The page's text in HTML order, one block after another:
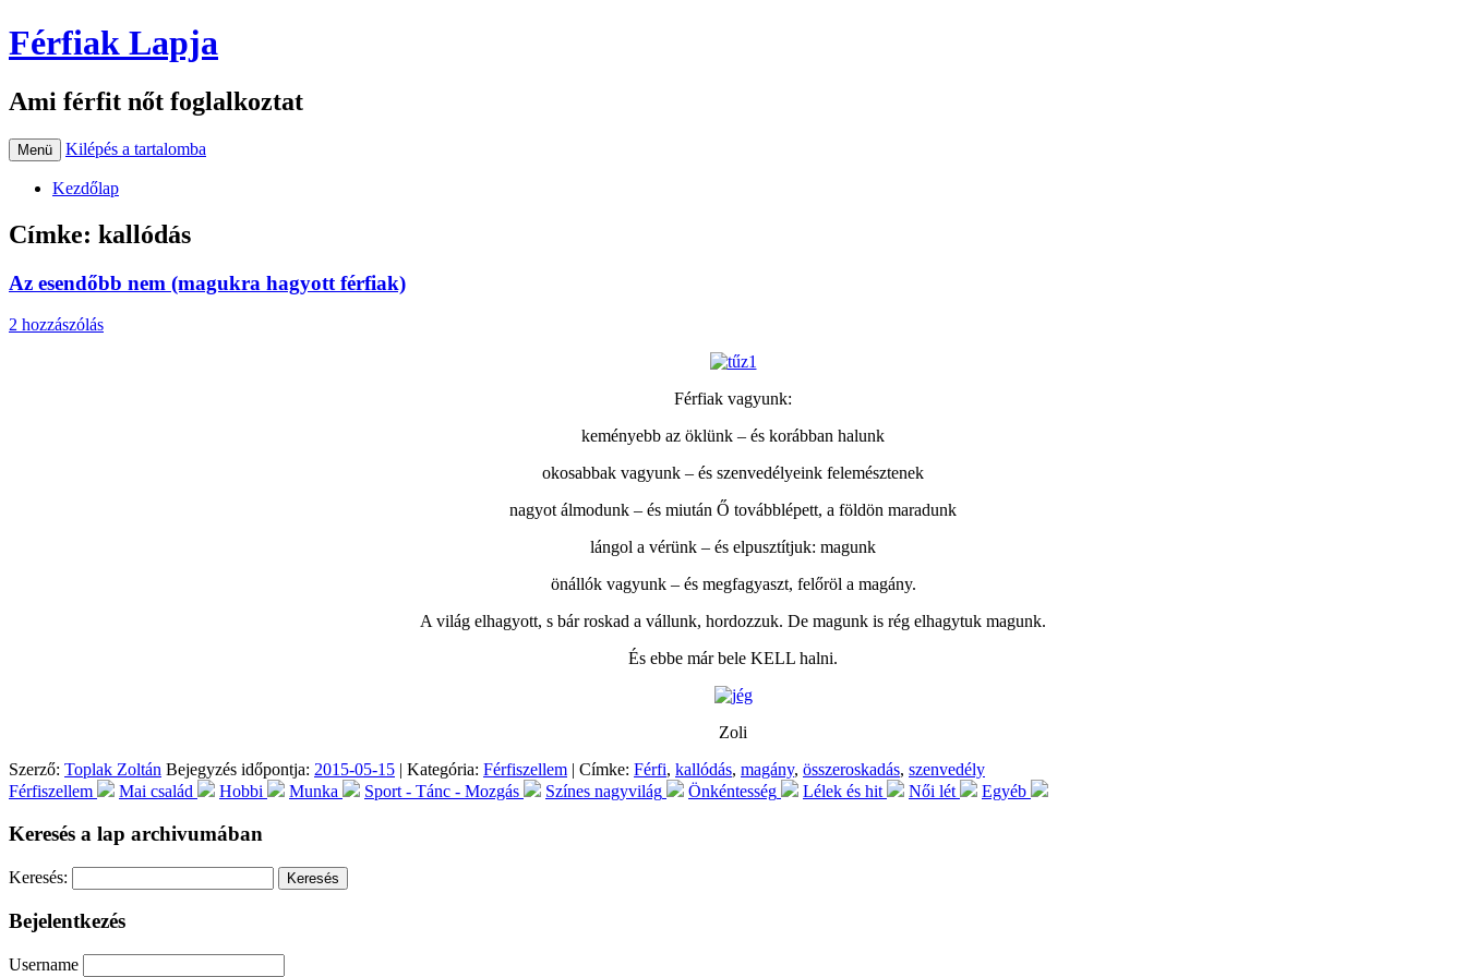
Férfiak Lapja
Ami férfit nőt foglalkoztat
Menü Kilépés a tartalomba
Kezdőlap
Címke: kallódás
Az esendőbb nem (magukra hagyott férfiak)
2 hozzászólás
Férfiak vagyunk:
keményebb az öklünk – és korábban halunk
okosabbak vagyunk – és szenvedélyeink felemésztenek
nagyot álmodunk – és miután Ő továbblépett, a földön maradunk
lángol a vérünk – és elpusztítjuk: magunk
önállók vagyunk – és megfagyaszt, felőröl a magány.
A világ elhagyott, s bár roskad a vállunk, hordozzuk. De magunk is rég elhagytuk magunk.
És ebbe már bele KELL halni.
Zoli
Szerző: Toplak Zoltán Bejegyzés időpontja: 2015-05-15 | Kategória: Férfiszellem | Címke: Férfi, kallódás, magány, összeroskadás, szenvedély
Férfiszellem
Mai család Hobbi Munka Sport - Tánc - Mozgás Színes nagyvilág Önkéntesség Lélek és hit Női lét Egyéb
Keresés a lap archivumában
Keresés:
Bejelentkezés
Username